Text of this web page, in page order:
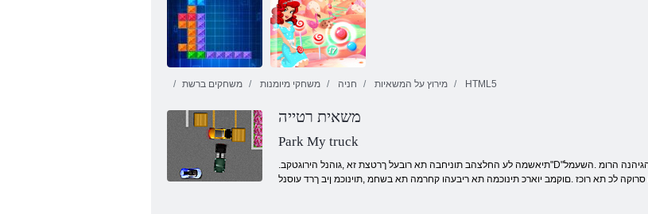
תידמימ תלת העונת תציר
.2 הינח יאבוד
תרטשמ
קו 98
סקירטנט תידנק העוב
משחקים ברשת משחקי מיומנות חניה מירוץ על המשאיות HTML5
משאית רטייה
Park My truck
.תיאשמה לע החלצהב תוניחבה תא רובעל ךרטצת זא ,גוהנל הירוגטקב"D"תויאשמ לבקל הצור .הינחה שרגמ לע הכורא רטמ 8 תיאשמה תא הנחה ךל שיש המישמ ךממ שקב ךלש הגיהנה הרומ .השעמל
לכ תא רוכז .םוקמב יוארכ תינוכמה תא ריבעהו קחרמה תא בשחמ ,תוינוכמ ןיב ךרד עוסנל